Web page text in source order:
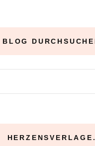
BLOG
HERZENSVERLAGE.